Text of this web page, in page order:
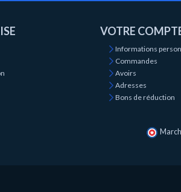
VOTRE
Informations
Commandes
Avoirs
Adresses
Bons de réduction